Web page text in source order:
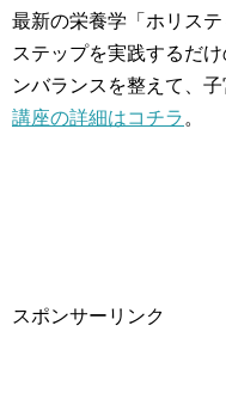
最新の栄養学「ホリス
ステップを実践するだ
ンバランスを整えて、
講座の詳細はコチラ 。
スポンサーリンク